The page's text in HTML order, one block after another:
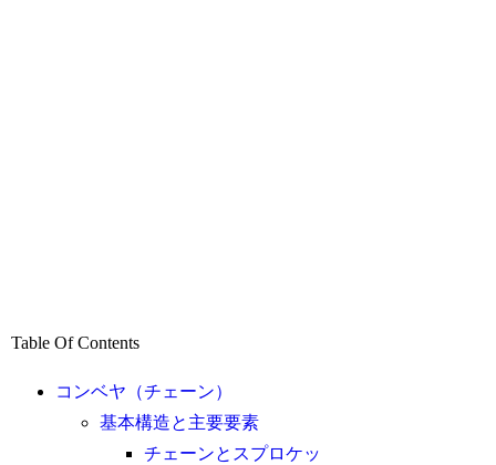
Table Of Contents
コンベヤ（チェーン）
基本構造と主要要素
チェーンとスプロケッ